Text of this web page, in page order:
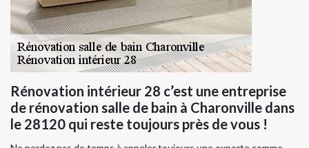
Rénovation intérieur 28 c’est une entreprise
de rénovation salle de bain à Charonville dans
le 28120 qui reste toujours près de vous !